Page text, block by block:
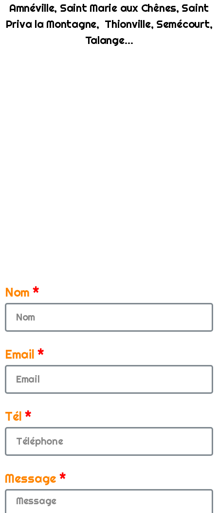
Amnéville, Saint Marie aux Chênes, Saint
Priva la Montagne, Thionville, Semécourt,
Talange…
Nom
Email
Tél
Message